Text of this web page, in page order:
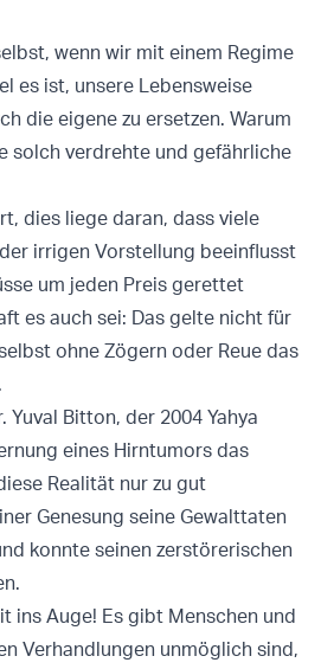
wenn wir mit einem Regime
es ist, unsere Lebensweise
die eigene zu ersetzen. Warum
solch verdrehte und gefährliche
dies liege daran, dass viele
irrigen Vorstellung beeinflusst
um jeden Preis gerettet
es auch sei: Das gelte nicht für
ohne Zögern oder Reue das
Yuval Bitton, der 2004 Yahya
eines Hirntumors das
Realität nur zu gut
Genesung seine Gewalttaten
konnte seinen zerstörerischen
ins Auge! Es gibt Menschen und
Verhandlungen unmöglich sind,